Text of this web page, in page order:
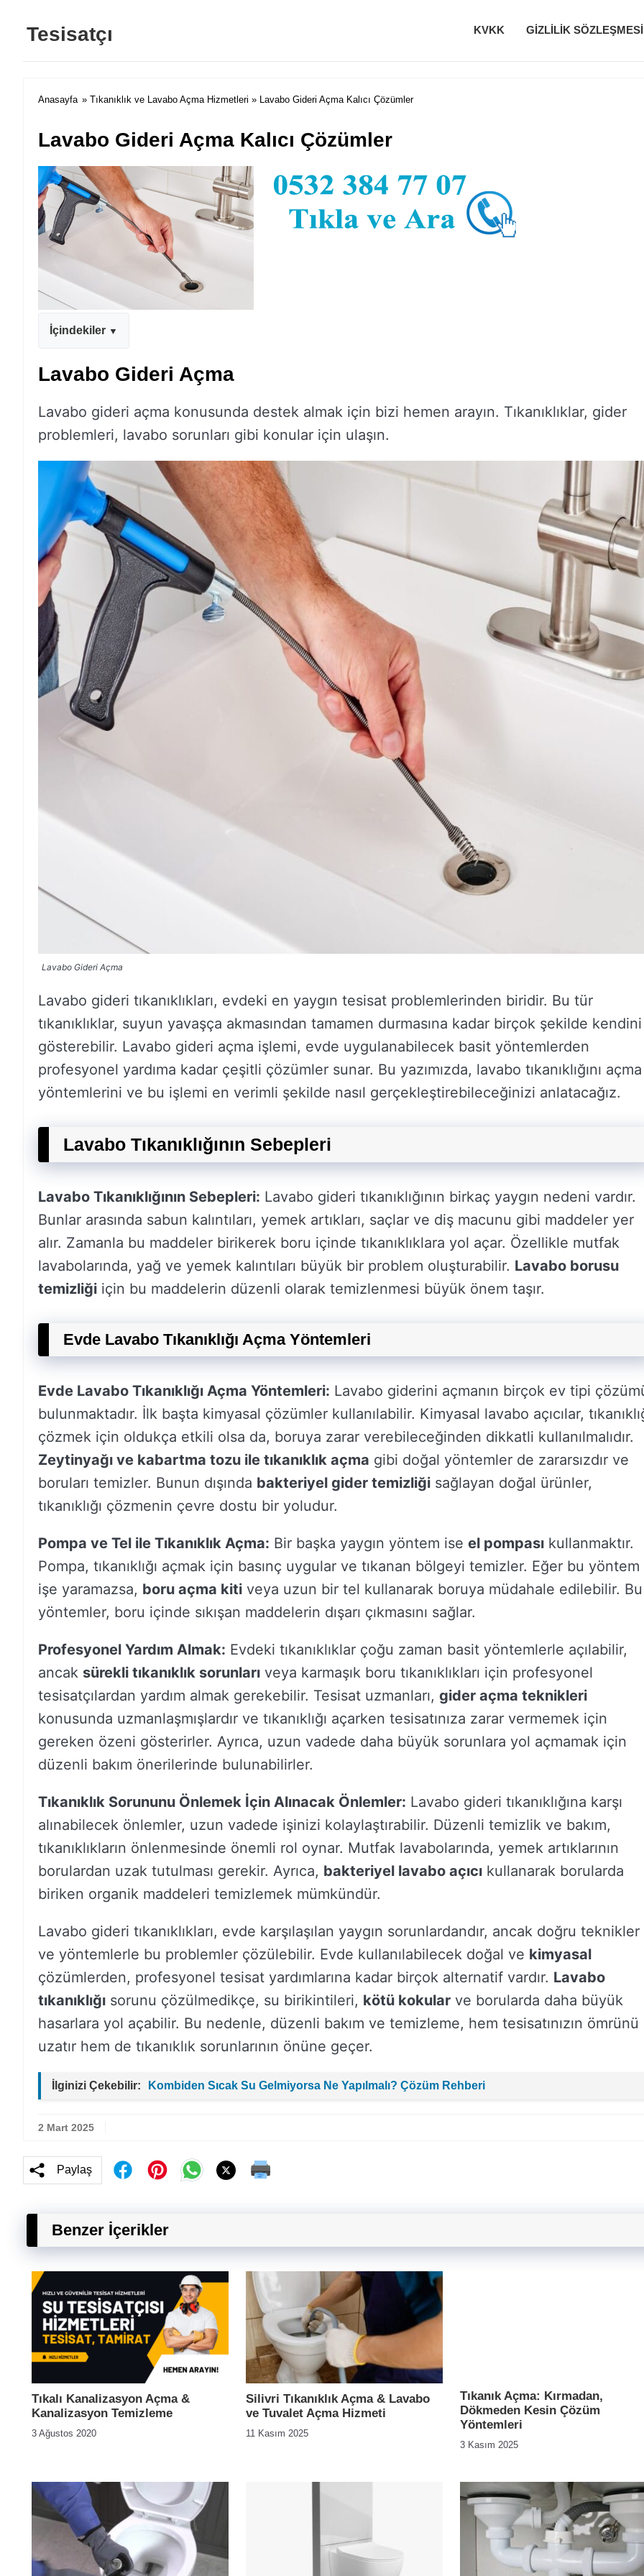
Tesisatçı KVKK GIZLILIK SÖZLEŞMESI
Anasayfa » Tıkanıklık ve Lavabo Açma Hizmetleri » Lavabo Gideri Açma Kalıcı Çözümler
Lavabo Gideri Açma Kalıcı Çözümler
İçindekiler
Lavabo Gideri Açma
Lavabo gideri açma konusunda destek almak için bizi hemen arayın. Tıkanıklıklar, gider
problemleri, lavabo sorunları gibi konular için ulaşın.
Lavabo Gideri Açma
Lavabo gideri tıkanıklıkları, evdeki en yaygın tesisat problemlerinden biridir. Bu tür
tıkanıklıklar, suyun yavaşça akmasından tamamen durmasına kadar birçok şekilde kendini
gösterebilir. Lavabo gideri açma işlemi, evde uygulanabilecek basit yöntemlerden
profesyonel yardıma kadar çeşitli çözümler sunar. Bu yazımızda, lavabo tıkanıklığını açma
yöntemlerini ve bu işlemi en verimli şekilde nasıl gerçekleştirebileceğinizi anlatacağız.
Lavabo Tıkanıklığının Sebepleri
Lavabo Tıkanıklığının Sebepleri: Lavabo gideri tıkanıklığının birkaç yaygın nedeni vardır.
Bunlar arasında sabun kalıntıları, yemek artıkları, saçlar ve diş macunu gibi maddeler yer
alır. Zamanla bu maddeler birikerek boru içinde tıkanıklıklara yol açar. Özellikle mutfak
lavabolarında, yağ ve yemek kalıntıları büyük bir problem oluşturabilir. Lavabo borusu
temizliği için bu maddelerin düzenli olarak temizlenmesi büyük önem taşır.
Evde Lavabo Tıkanıklığı Açma Yöntemleri
Evde Lavabo Tıkanıklığı Açma Yöntemleri: Lavabo giderini açmanın birçok ev tipi
bulunmaktadır. İlk başta kimyasal çözümler kullanılabilir. Kimyasal lavabo açıcılar,
çözmek için oldukça etkili olsa da, boruya zarar verebileceğinden dikkatli kullanılmalıdır.
Zeytinyağı ve kabartma tozu ile tıkanıklık açma gibi doğal yöntemler de zararsızdır ve
boruları temizler. Bunun dışında bakteriyel gider temizliği sağlayan doğal ürünler,
tıkanıklığı çözmenin çevre dostu bir yoludur.
Pompa ve Tel ile Tıkanıklık Açma: Bir başka yaygın yöntem ise el pompası kullanmaktır.
Pompa, tıkanıklığı açmak için basınç uygular ve tıkanan bölgeyi temizler. Eğer bu yöntem
işe yaramazsa, boru açma kiti veya uzun bir tel kullanarak boruya müdahale edilebilir. Bu
yöntemler, boru içinde sıkışan maddelerin dışarı çıkmasını sağlar.
Profesyonel Yardım Almak: Evdeki tıkanıklıklar çoğu zaman basit yöntemlerle açılabilir,
ancak sürekli tıkanıklık sorunları veya karmaşık boru tıkanıklıkları için profesyonel
tesisatçılardan yardım almak gerekebilir. Tesisat uzmanları, gider açma teknikleri
konusunda uzmanlaşmışlardır ve tıkanıklığı açarken tesisatınıza zarar vermemek için
gereken özeni gösterirler. Ayrıca, uzun vadede daha büyük sorunlara yol açmamak için
düzenli bakım önerilerinde bulunabilirler.
Tıkanıklık Sorununu Önlemek İçin Alınacak Önlemler: Lavabo gideri tıkanıklığına karşı
alınabilecek önlemler, uzun vadede işinizi kolaylaştırabilir. Düzenli temizlik ve bakım,
tıkanıklıkların önlenmesinde önemli rol oynar. Mutfak lavabolarında, yemek artıklarının
borulardan uzak tutulması gerekir. Ayrıca, bakteriyel lavabo açıcı kullanarak borularda
biriken organik maddeleri temizlemek mümkündür.
Lavabo gideri tıkanıklıkları, evde karşılaşılan yaygın sorunlardandır, ancak doğru teknikler
ve yöntemlerle bu problemler çözülebilir. Evde kullanılabilecek doğal ve kimyasal
çözümlerden, profesyonel tesisat yardımlarına kadar birçok alternatif vardır. Lavabo
tıkanıklığı sorunu çözülmedikçe, su birikintileri, kötü kokular ve borularda daha büyük
hasarlara yol açabilir. Bu nedenle, düzenli bakım ve temizleme, hem tesisatınızın ömrünü
uzatır hem de tıkanıklık sorunlarının önüne geçer.
İlginizi Çekebilir: Kombiden Sıcak Su Gelmiyorsa Ne Yapılmalı? Çözüm Rehberi
2 Mart 2025
Paylaş
Benzer İçerikler
Tıkalı Kanalizasyon Açma &
Kanalizasyon Temizleme
3 Ağustos 2020
Silivri Tıkanıklık Açma & Lavabo
ve Tuvalet Açma Hizmeti
11 Kasım 2025
Tıkanık Açma: Kırmadan,
Dökmeden Kesin Çözüm
Yöntemleri
3 Kasım 2025